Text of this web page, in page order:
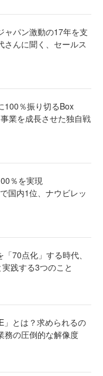
ャパン激動の17年を支
さんに聞く、セールス
100％振り切るBox
業を成長させた独自戦
％を実現
国内1位、ナウビレッ
「70点化」する時代、
践する3つのこと
」とは？求められるの
務の圧倒的な解像度